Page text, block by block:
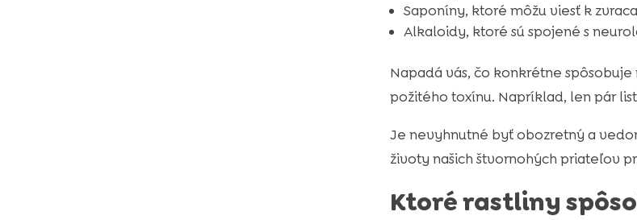
Saponíny, ktoré môžu viesť k
Alkaloidy, ktoré sú spojené s
Napadá vás, čo konkrétne
požitého toxínu. Napríklad, len pár
Je nevyhnutné byť obozretný a
životy našich štvornohých priateľov
Ktoré rastliny